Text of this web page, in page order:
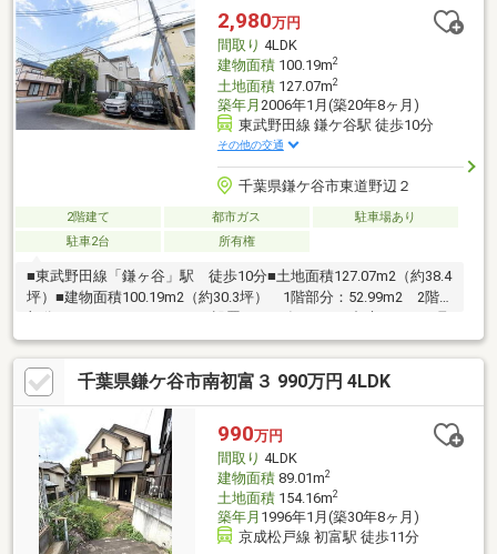
160％に制限■ ご希望の住まい探しをお手伝いします
━━━━━・・・物件の詳細・ご相談はお気軽にお問い合わせく
ださい。
2,980万円
間取り 4LDK
建物面積100.19m2
土地面積127.07m2
築年月 2006年1月(築20年8ヶ月)
東武野田線 鎌ケ谷駅 徒歩10分
その他の交通
千葉県鎌ケ谷市東道野辺２
2階建て 都市ガス
駐車場あり
駐車2台
所有権
■東武野田線「鎌ヶ谷」駅 徒歩10分■土地面積127.07m2（約38.4
坪）■建物面積100.19m2（約30.3坪） 1階部分：52.99m2 2階
り出した’水素’と空気中の’酸素’を化学反応させて「電気」をつく
ります■豊富な収納 2023年10月屋根裏収納設置（写真をご確認
ください）■全居室二面採光であるため、日当たり・風通し◎■カ
ースペース2台分あり 屋根付きの駐車場 紫外線や風雨から車を
守ります
千葉県鎌ケ谷市南初富３ 990万円 4LDK
990万円
間取り 4LDK
建物面積89.01m2
土地面積154.16m2
築年月 1996年1月(築30年8ヶ月)
京成松戸線 初富駅 徒歩11分